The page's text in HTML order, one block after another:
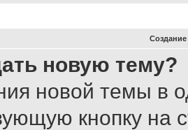
новую тему?
новой темы в
кнопку